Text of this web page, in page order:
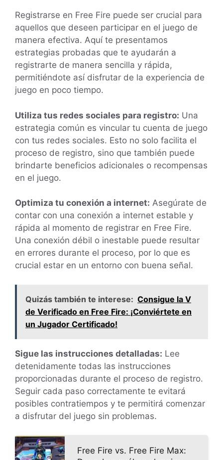
Registrarse en Free Fire puede ser crucial para
aquellos que deseen participar en el juego de
manera efectiva. Aquí te presentamos
estrategias probadas que te ayudarán a
registrarte de manera sencilla y rápida,
permitiéndote así disfrutar de la experiencia de
juego en poco tiempo.
Utiliza tus redes sociales para registro: Una
estrategia común es vincular tu cuenta de juego
con tus redes sociales. Esto no solo facilita el
proceso de registro, sino que también puede
brindarte beneficios adicionales o recompensas
en el juego.
Optimiza tu conexión a internet: Asegúrate de
contar con una conexión a internet estable y
rápida al momento de registrar en Free Fire.
Una conexión débil o inestable puede resultar
en errores durante el proceso, por lo que es
crucial estar en un entorno con buena señal.
Quizás también te interese: Consigue la V
de Verificado en Free Fire: ¡Conviértete en
un Jugador Certificado!
Sigue las instrucciones detalladas: Lee
detenidamente todas las instrucciones
proporcionadas durante el proceso de registro.
Seguir cada paso correctamente te evitará
posibles contratiempos y te permitirá comenzar
a disfrutar del juego sin problemas.
Free Fire vs. Free Fire Max: